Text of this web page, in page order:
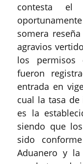
contesta
somera
agravios
los permisos
fueron
entrada en
cual la tasa
es la
siendo que
sido
Aduanero y la